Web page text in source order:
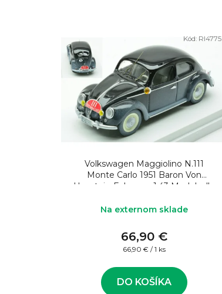
Volkswagen Maggiolino N.111
Monte Carlo 1951 Baron Von
Hanstein-Fuhrman 1:43 Model rally
Na externom sklade
66,90 €
Jednotková
66,90 € / 1 ks
DO KOŠÍKA
Kód: RI4775